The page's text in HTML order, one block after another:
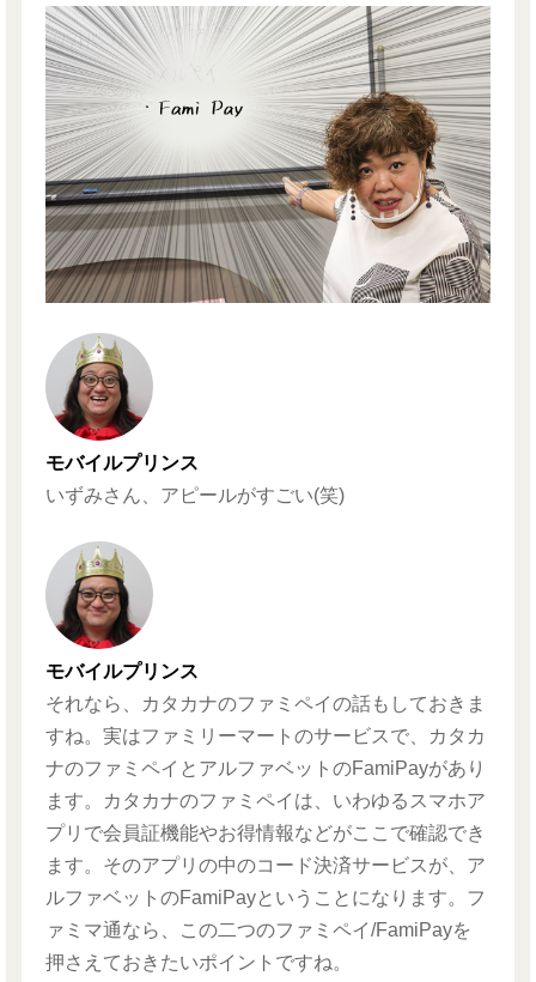
モバイルプリンス
いずみさん、アピールがすごい(笑)
モバイルプリンス
それなら、カタカナのファミペイの話もしておきま
すね。実はファミリーマートのサービスで、カタカ
ナのファミペイとアルファベットのFamiPayがあり
ます。カタカナのファミペイは、いわゆるスマホア
プリで会員証機能やお得情報などがここで確認でき
ます。そのアプリの中のコード決済サービスが、ア
ルファベットのFamiPayということになります。フ
ァミマ通なら、この二つのファミペイ/FamiPayを
押さえておきたいポイントですね。